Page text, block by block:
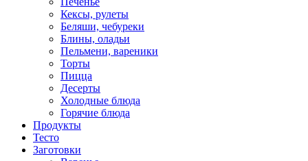
Кексы, рулеты
Беляши, чебуреки
Блины, оладьи
Пельмени, вареники
Торты
Пицца
Десерты
Холодные блюда
Горячие блюда
Продукты
Тесто
Заготовки